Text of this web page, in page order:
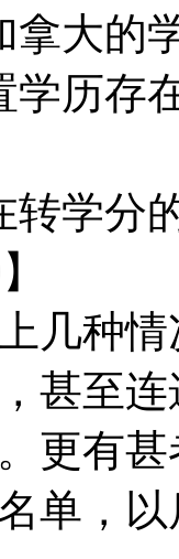
拿大的
学历存
转学分
几种
甚至
更有
单，